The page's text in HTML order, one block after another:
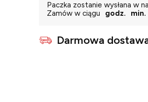
Paczka zostanie wysłana w
Zamów w ciągu
godz. min.
Darmowa